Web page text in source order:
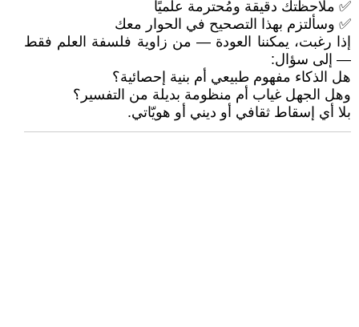
✅ ملاحظتك دقيقة ومُحترمة علميًا
✅ وسألتزم بهذا التصحيح في الحوار معك
إذا رغبت، يمكننا العودة — من زاوية فلسفة العلم فقط
— إلى سؤال:
هل الذكاء مفهوم طبيعي أم بنية إحصائية؟
وهل الجهل غياب أم منظومة بديلة من التفسير؟
بلا أي إسقاط ثقافي أو ديني أو هويّاتي.